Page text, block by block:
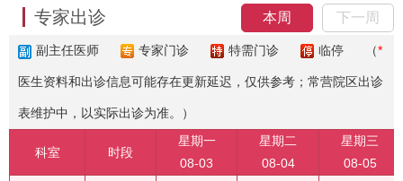
本周 下一周
专家出诊
副主任医师 专家门诊 特需门诊 临停 （*
医生资料和出诊信息可能存在更新延迟，仅供参考；常营院区出诊
表维护中，以实际出诊为准。）
科室 时段
星期一
08-03
星期二
08-04
星期三
08-05